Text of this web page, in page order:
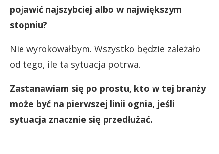
pojawić najszybciej albo w największym
stopniu?
Nie wyrokowałbym. Wszystko będzie zależało
od tego, ile ta sytuacja potrwa.
Zastanawiam się po prostu, kto w tej branży
może być na pierwszej linii ognia, jeśli
sytuacja znacznie się przedłużać.